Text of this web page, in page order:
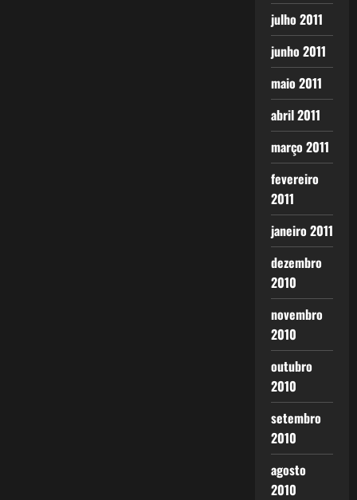
julho 2011
junho 2011
maio 2011
abril 2011
março 2011
fevereiro
2011
janeiro 2011
dezembro
2010
novembro
2010
outubro
2010
setembro
2010
agosto
2010